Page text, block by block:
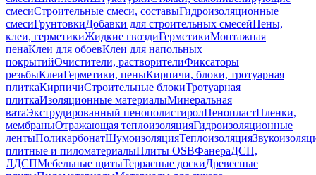
смесиСтроительные смеси, составыГидроизоляционные
смесиГрунтовкиДобавки для строительных смесейПены,
клеи, герметикиЖидкие гвоздиГерметикиМонтажная
пенаКлеи для обоевКлеи для напольных
покрытийОчистители, растворителиФиксаторы
резьбыКлеиГерметики, пеныКирпичи, блоки, тротуарная
плиткаКирпичиСтроительные блокиТротуарная
плиткаИзоляционные материалыМинеральная
ватаЭкструдированный пенополистиролПенопластПленки,
мембраныОтражающая теплоизоляцияГидроизоляционные
лентыПоликарбонатШумоизоляцияТеплоизоляция
плитные и пиломатериалыПлиты OSBФанераДСП,
ЛДСПМебельные щитыТеррасные доскиДревесные